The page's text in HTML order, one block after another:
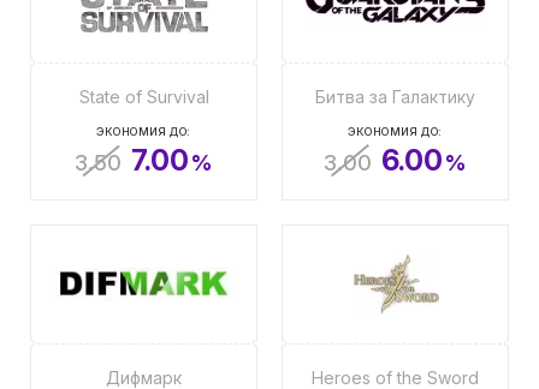
State of Survival
ЭКОНОМИЯ ДО:
3.50 7.00%
Битва за Галактику
ЭКОНОМИЯ ДО:
3.00 6.00%
Дифмарк Heroes of the Sword